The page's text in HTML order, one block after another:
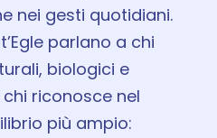
nei gesti quotidiani.
parlano a chi
biologici e
riconosce nel
più ampio: